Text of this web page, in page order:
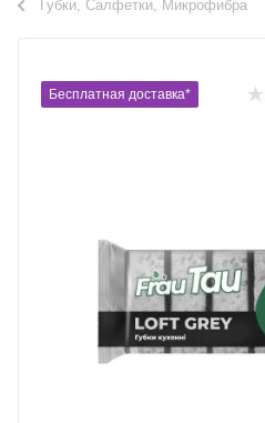
Губки, Салфетки, Микрофибра
Бесплатная доставка*